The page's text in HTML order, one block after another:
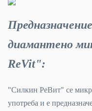
диамантено
ReVit":
"Силкин РеВит" се
употреба и е